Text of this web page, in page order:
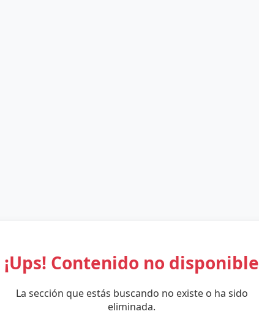
¡Ups! Contenido no disponible
La sección que estás buscando no existe o ha sido
eliminada.